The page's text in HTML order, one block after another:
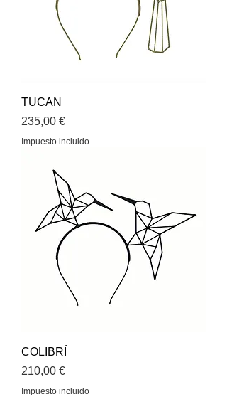
TUCAN
Precio
235,00 €
Impuesto incluido
COLIBRÍ
Precio
210,00 €
Impuesto incluido